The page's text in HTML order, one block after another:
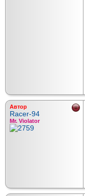
Автор
Racer-94
Mr. Violator